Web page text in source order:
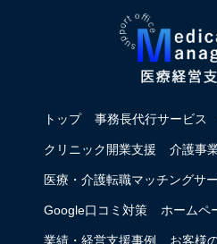
トップ 事務長代行サービス
クリニック開業支援 介護事
医療・介護転職マッチングサ
Google口コミ対策 ホームペ
業績・経営支援事例 お客様